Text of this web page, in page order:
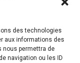
des technologies
aux informations des
nous permettra de
navigation ou les ID